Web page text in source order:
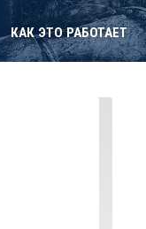
КАК ЭТО РАБОТАЕТ